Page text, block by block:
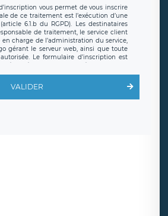
vous permet de vous inscrire
de ce traitement est l’exécution d’une
6.1.b du RGPD). Les destinataires
de traitement, le service client
charge de l’administration du service,
gérant le serveur web, ainsi que toute
Le formulaire d’inscription est
protection conformes au RGPD. Les
étant entendu que vous pouvez
de vos données et retirer votre
VALIDER